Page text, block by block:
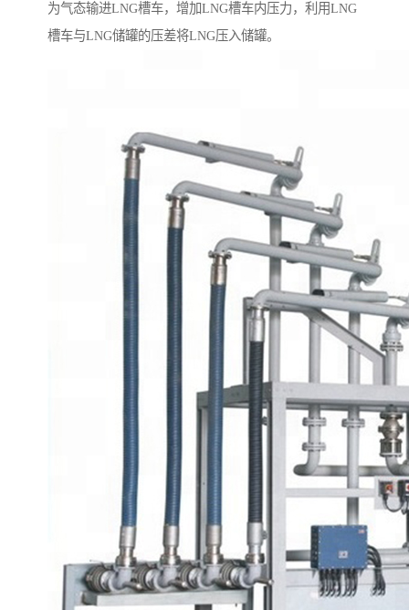
为气态输进LNG槽车，增加LNG槽车内压力，利用LNG
槽车与LNG储罐的压差将LNG压入储罐。